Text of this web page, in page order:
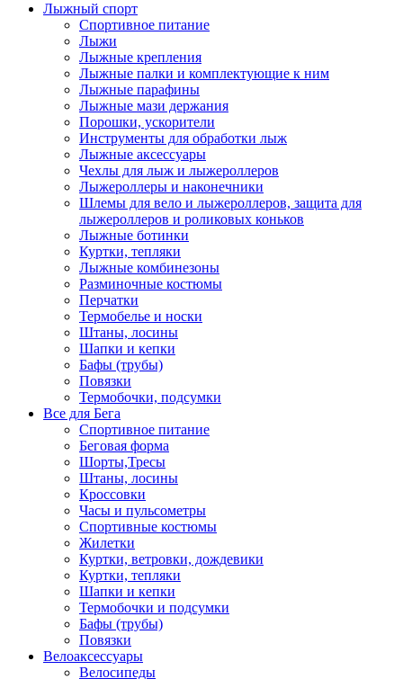
Лыжный спорт
Спортивное питание
Лыжи
Лыжные крепления
Лыжные палки и комплектующие к ним
Лыжные парафины
Лыжные мази держания
Порошки, ускорители
Инструменты для обработки лыж
Лыжные аксессуары
Чехлы для лыж и лыжероллеров
Лыжероллеры и наконечники
Шлемы для вело и лыжероллеров, защита для
лыжероллеров и роликовых коньков
Лыжные ботинки
Куртки, тепляки
Лыжные комбинезоны
Разминочные костюмы
Перчатки
Термобелье и носки
Штаны, лосины
Шапки и кепки
Бафы (трубы)
Повязки
Термобочки, подсумки
Все для Бега
Спортивное питание
Беговая форма
Шорты,Тресы
Штаны, лосины
Кроссовки
Часы и пульсометры
Спортивные костюмы
Жилетки
Куртки, ветровки, дождевики
Куртки, тепляки
Шапки и кепки
Термобочки и подсумки
Бафы (трубы)
Повязки
Велоаксессуары
Велосипеды